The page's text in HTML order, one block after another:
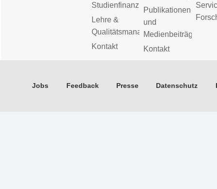
Studienfinanzierung
Lehre &
Qualitätsmanagement
Kontakt
Publikationen
und
Medienbeiträge
Kontakt
Jobs Feedback Presse Datenschutz